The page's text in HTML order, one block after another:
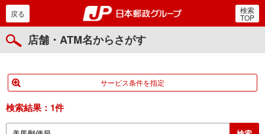
郵便局・日本郵政グルー
戻る 検索
TOP
店舗・ATM名からさがす
サービス条件を指定
検索結果： 1件